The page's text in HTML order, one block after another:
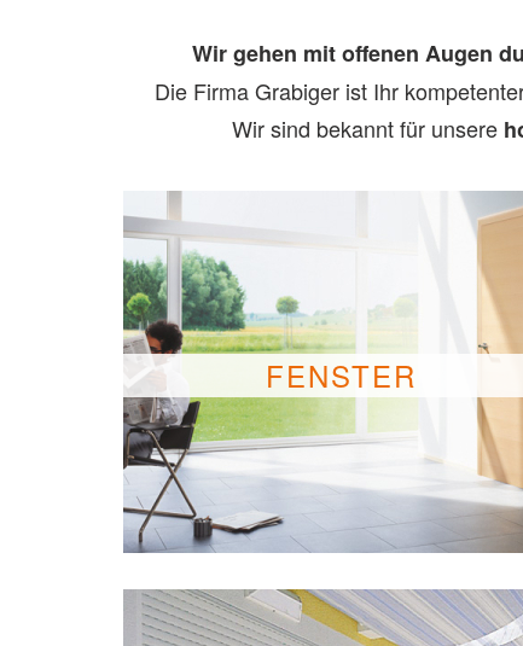
Wir gehen mit offenen Augen
Die Firma Grabiger ist Ihr
Wir sind bekannt für unsere
FENSTER